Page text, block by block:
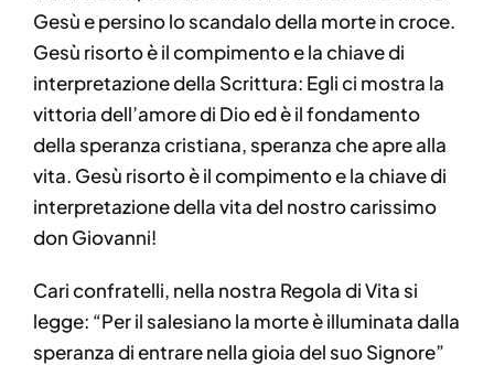
Gesù e persino lo scandalo della morte in croce.
Gesù risorto è il compimento e la chiave di
interpretazione della Scrittura: Egli ci mostra la
vittoria dell’amore di Dio ed è il fondamento
della speranza cristiana, speranza che apre alla
vita. Gesù risorto è il compimento e la chiave di
interpretazione della vita del nostro carissimo
don Giovanni!
Cari confratelli, nella nostra Regola di Vita si
legge: “Per il salesiano la morte è illuminata dalla
speranza di entrare nella gioia del suo Signore”